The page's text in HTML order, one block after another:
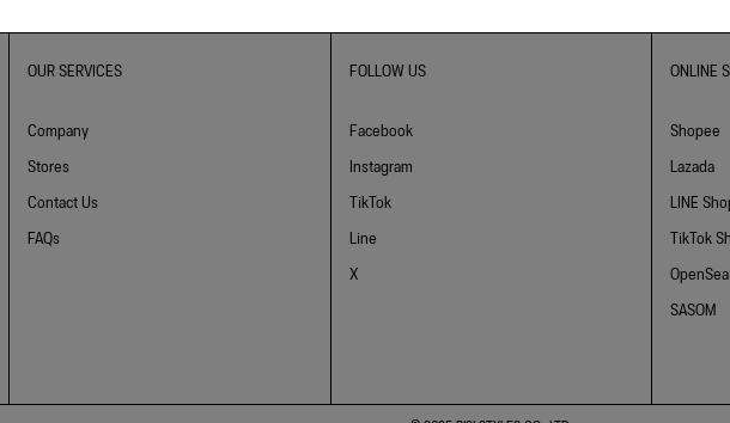
OUR SERVICES
Company
Stores
Contact Us
FAQs
FOLLOW US
Facebook
Instagram
TikTok
Line
X
ONLINE
Shopee
Lazada
LINE
TikTok
SASOM